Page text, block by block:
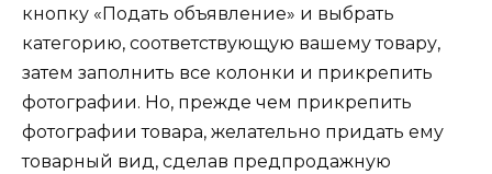
кнопку «Подать объявление» и выбрать
категорию, соответствующую вашему товару,
затем заполнить все колонки и прикрепить
фотографии. Но, прежде чем прикрепить
фотографии товара, желательно придать ему
товарный вид, сделав предпродажную